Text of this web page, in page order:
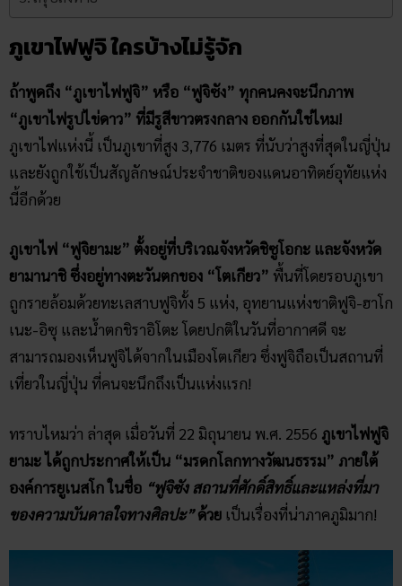
ภูเขาไฟฟูจิ ใครบ้างไม่รู้จัก
ถ้าพูดถึง “ภูเขาไฟฟูจิ” หรือ “ฟูจิซัง” ทุกคนคงจะนึกภาพ
“ภูเขาไฟรูปไข่ดาว” ที่มีรูสีขาวตรงกลาง ออกกันใช่ไหม!
ภูเขาไฟแห่งนี้ เป็นภูเขาที่สูง 3,776 เมตร ที่นับว่าสูงที่สุดในญี่ปุ่น
และยังถูกใช้เป็นสัญลักษณ์ประจำชาติของแดนอาทิตย์อุทัยแห่ง
นี้อีกด้วย
ภูเขาไฟ “ฟูจิยามะ” ตั้งอยู่ที่บริเวณจังหวัดชิซูโอกะ และจังหวัด
ยามานาชิ ซึ่งอยู่ทางตะวันตกของ “โตเกียว” พื้นที่โดยรอบภูเขา
ถูกรายล้อมด้วยทะเลสาบฟูจิทั้ง 5 แห่ง, อุทยานแห่งชาติฟูจิ-ฮาโก
เนะ-อิซุ และน้ำตกชิราอิโตะ โดยปกติในวันที่อากาศดี จะ
สามารถมองเห็นฟูจิได้จากในเมืองโตเกียว ซึ่งฟูจิถือเป็นสถานที่
เที่ยวในญี่ปุ่น ที่คนจะนึกถึงเป็นแห่งแรก!
ทราบไหมว่า ล่าสุด เมื่อวันที่ 22 มิถุนายน พ.ศ. 2556 ภูเขาไฟฟูจิ
ยามะ ได้ถูกประกาศให้เป็น “มรดกโลกทางวัฒนธรรม” ภายใต้
องค์การยูเนสโก ในชื่อ “ฟูจิซัง สถานที่ศักดิ์สิทธิ์และแหล่งที่มา
ของความบันดาลใจทางศิลปะ”ด้วย เป็นเรื่องที่น่าภาคภูมิมาก!